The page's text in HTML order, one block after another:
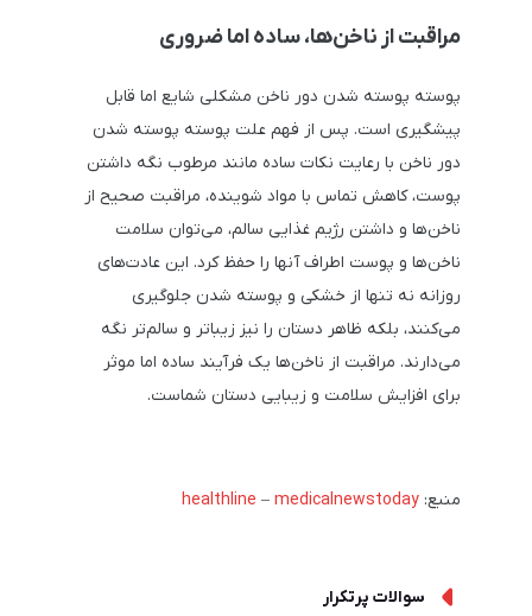
مراقبت از ناخن‌ها، ساده اما ضروری
پوسته پوسته شدن دور ناخن مشکلی شایع اما قابل
پیشگیری است. پس از فهم علت پوسته پوسته شدن
دور ناخن با رعایت نکات ساده مانند مرطوب نگه داشتن
پوست، کاهش تماس با مواد شوینده، مراقبت صحیح از
ناخن‌ها و داشتن رژیم غذایی سالم، می‌توان سلامت
ناخن‌ها و پوست اطراف آنها را حفظ کرد. این عادت‌های
روزانه نه تنها از خشکی و پوسته شدن جلوگیری
می‌کنند، بلکه ظاهر دستان را نیز زیباتر و سالم‌تر نگه
می‌دارند. مراقبت از ناخن‌ها یک فرآیند ساده اما موثر
برای افزایش سلامت و زیبایی دستان شماست.
منبع: healthline – medicalnewstoday
سوالات پرتکرار